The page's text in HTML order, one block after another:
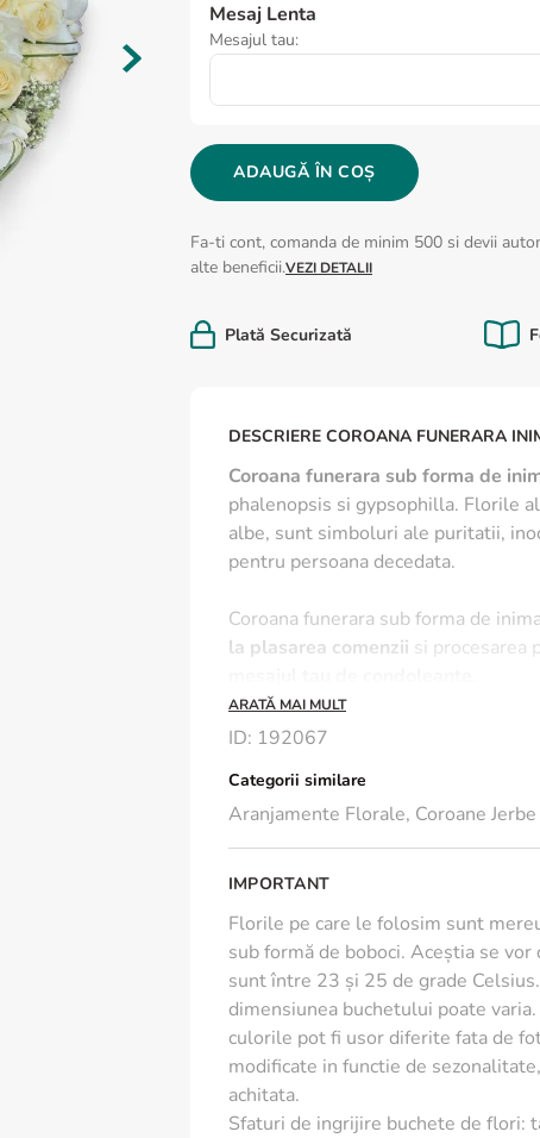
Mesaj Lenta
Mesajul tau:
ADAUGĂ ÎN COȘ
Fa-ti cont, comanda de minim 500 si devii
alte beneficii.VEZI DETALII
Plată Securizată
DESCRIERE COROANA FUNERARA
Coroana funerara sub forma de
phalenopsis si gypsophilla. Florile
albe, sunt simboluri ale puritatii,
pentru persoana decedata.
Coroana funerara sub forma de inima
la plasarea comenzii si procesarea
*Dimensiune aproximativă: 60 cm
ARATĂ MAI MULT
ID: 192067
Categorii similare
Aranjamente Florale, Coroane Jerbe
IMPORTANT
Florile pe care le folosim sunt
sub formă de boboci. Aceștia se
sunt între 23 și 25 de grade
dimensiunea buchetului poate
culorile pot fi usor diferite fata de
modificate in functie de
achitata.
Sfaturi de ingrijire buchete de flori: